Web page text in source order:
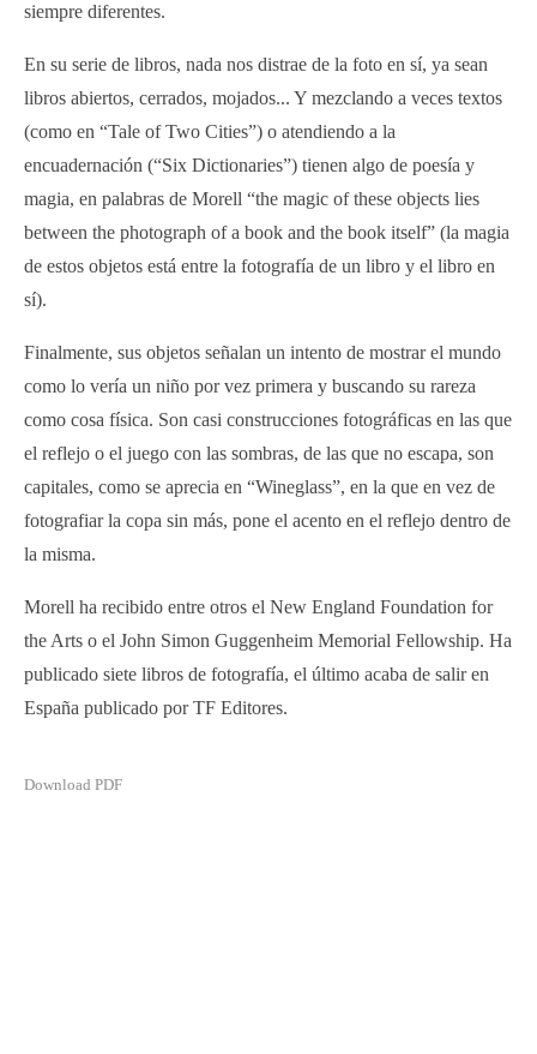
siempre diferentes.
En su serie de libros, nada nos distrae de la foto en sí, ya sean
libros abiertos, cerrados, mojados... Y mezclando a veces textos
(como en “Tale of Two Cities”) o atendiendo a la
encuadernación (“Six Dictionaries”) tienen algo de poesía y
magia, en palabras de Morell “the magic of these objects lies
between the photograph of a book and the book itself” (la magia
de estos objetos está entre la fotografía de un libro y el libro en
sí).
Finalmente, sus objetos señalan un intento de mostrar el mundo
como lo vería un niño por vez primera y buscando su rareza
como cosa física. Son casi construcciones fotográficas en las que
el reflejo o el juego con las sombras, de las que no escapa, son
capitales, como se aprecia en “Wineglass”, en la que en vez de
fotografiar la copa sin más, pone el acento en el reflejo dentro de
la misma.
Morell ha recibido entre otros el New England Foundation for
the Arts o el John Simon Guggenheim Memorial Fellowship. Ha
publicado siete libros de fotografía, el último acaba de salir en
España publicado por TF Editores.
Download PDF